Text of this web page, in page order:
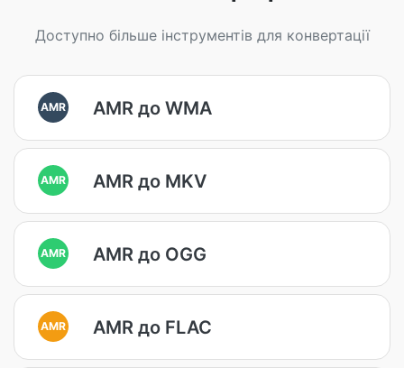
Доступно більше інструментів для конвертації
AMR AMR до WMA
AMR AMR до MKV
AMR AMR до OGG
AMR AMR до FLAC